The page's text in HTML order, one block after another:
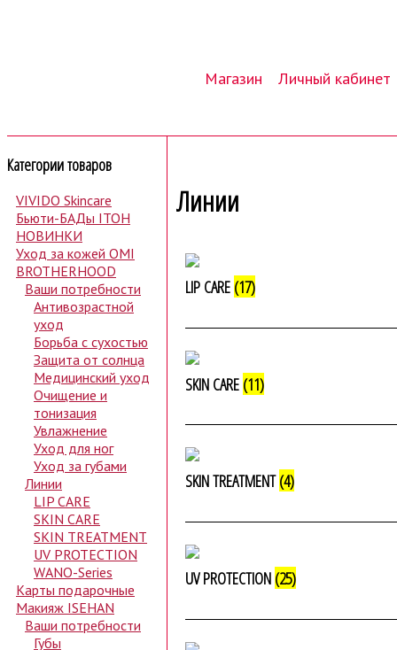
Магазин Личный кабинет
Линии
LIP CARE (17)
SKIN CARE (11)
SKIN TREATMENT(4)
UV PROTECTION (25)
Категории товаров
VIVIDO Skincare
Бьюти-БАДы ITOH
НОВИНКИ
Уход за кожей OMI
BROTHERHOOD
Ваши потребности
Антивозрастной
уход
Борьба с сухостью
Защита от солнца
Медицинский уход
Очищение и
тонизация
Увлажнение
Уход для ног
Уход за губами
Линии
LIP CARE
SKIN CARE
SKIN TREATMENT
UV PROTECTION
WANO-Series
Карты подарочные
Макияж ISEHAN
Ваши потребности
Губы